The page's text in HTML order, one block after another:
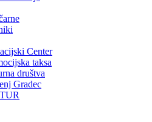
Center
taksa
društva
Gradec